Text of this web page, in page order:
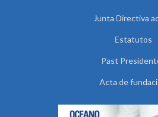
Junta Directiva
Estatutos
Past
Acta de